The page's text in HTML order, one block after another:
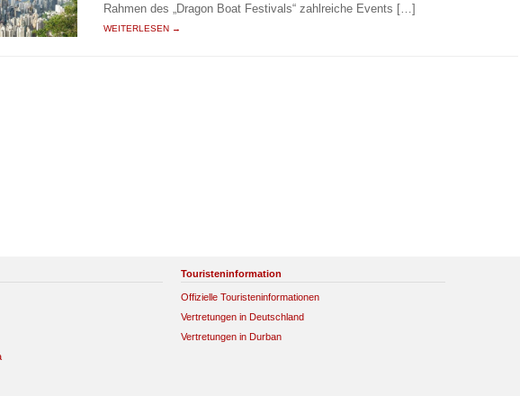
Rahmen des „Dragon Boat Festivals“ zahlreiche Events […]
WEITERLESEN →
Touristeninformation
Offizielle Touristeninformationen
Vertretungen in Deutschland
Vertretungen in Durban